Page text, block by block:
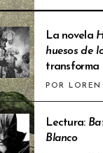
La novela
huesos de
transforma
POR LOREN
Lectura:
Blanco